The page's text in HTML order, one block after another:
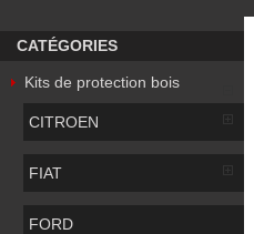
CATÉGORIES
Kits de protection bois
CITROEN
FIAT
FORD